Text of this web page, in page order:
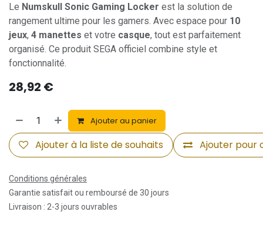
Le Numskull Sonic Gaming Locker est la solution de
rangement ultime pour les gamers. Avec espace pour 10
jeux, 4 manettes et votre casque, tout est parfaitement
organisé. Ce produit SEGA officiel combine style et
fonctionnalité.
28,92 €
Ajouter au panier
Ajouter pour
Ajouter à la liste de souhaits
Conditions générales
Garantie satisfait ou remboursé de 30 jours
Livraison : 2-3 jours ouvrables